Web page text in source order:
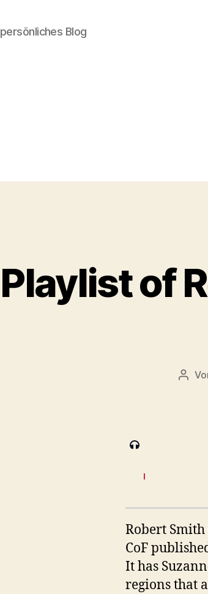
persönliches Blog
Playlist of
Robert Smith
CoF
It has
regions that